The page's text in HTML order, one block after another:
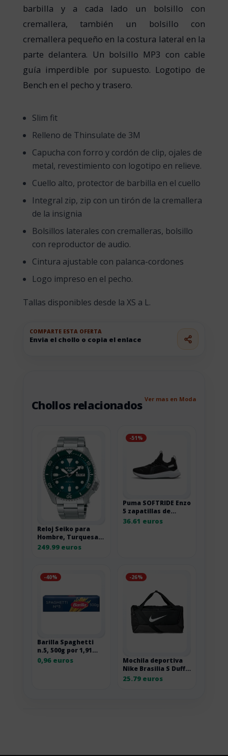
barbilla y a cada lado un bolsillo con
cremallera, también un bolsillo con
cremallera pequeño en la costura lateral en la
parte delantera. Un bolsillo MP3 con cable
guía imperdible por supuesto. Logotipo de
Bench en el pecho y trasero.
Slim fit
Relleno de Thinsulate de 3M
Capucha con forro y cordón de clip, ojales de
metal, revestimiento con logotipo en relieve.
Cuello alto, protector de barbilla en el cuello
Integral zip, zip con un tirón de la cremallera
de la insignia
Bolsillos laterales con cremalleras, bolsillo
con reproductor de audio.
Cintura ajustable con palanca-cordones
Logo impreso en el pecho.
Tallas disponibles desde la XS a L.
COMPARTE ESTA OFERTA
Envia el chollo o copia el enlace
Chollos relacionados Ver mas en Moda
Reloj Seiko para
Hombre, Turquesa,
Sport, 1K1
249.99 euros
-51%
Puma SOFTRIDE Enzo
5 zapatillas de
correr de carretera
36.61 euros
-40%
Barilla Spaghetti
n.5, 500g por 1,91
euros
0,96 euros
-26%
Mochila deportiva
Nike Brasilia S Duff
41L negra DM3976-
25.79 euros